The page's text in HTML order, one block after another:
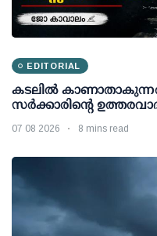
EDITORIAL
കടലിൽ കാണാതാകുന്നത്
സർക്കാരിന്റെ
07 08 2026 8 mins read